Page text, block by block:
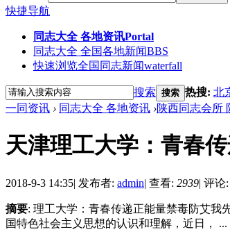
快捷导航
同志大全 各地资讯Portal
同志大全 全国各地新闻BBS
快速浏览全国同志新闻waterfall
搜索 搜索 热搜: 北
一同资讯 › 同志大全 各地资讯 ›陕西同志会所
天津理工大学：青春
2018-9-3 14:35| 发布者: admin| 查看: 2939| 评论:
摘要: 理工大学：青春传递正能量禁毒防艾
国特色社会主义思想的认识和理解，近日， ...